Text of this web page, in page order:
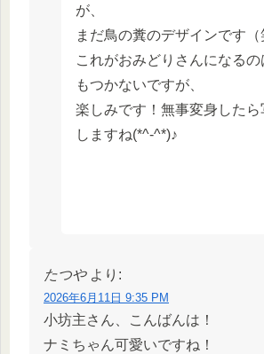
が、
まだ鳥の糞のデザインです（
これがおみどりさんになる
もつかないですが、
楽しみです！無事変身した
しますね(*^-^*)♪
たつや より:
2026年6月11日 9:35 PM
小坊主さん、こんばんは！
ナミちゃん可愛いですね！